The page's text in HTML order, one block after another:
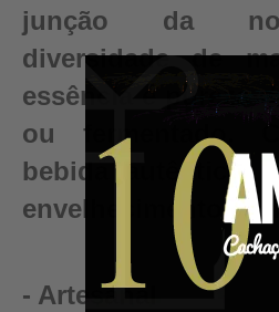
junção da
diversidade de
essência e pureza
ou fermentado.
bebida autêntica,
envelhecimento
- Artesanal